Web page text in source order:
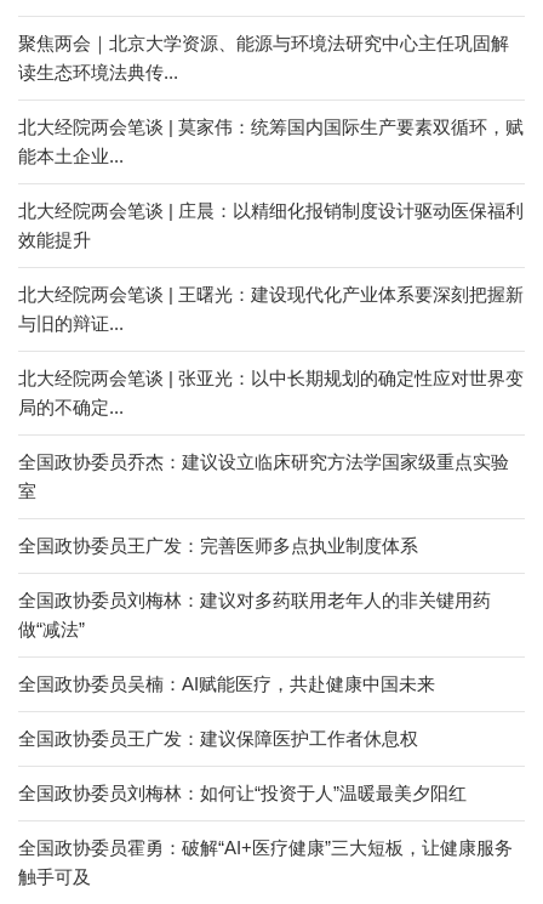
聚焦两会｜北京大学资源、能源与环境法研究中心主任巩固解
读生态环境法典传...
北大经院两会笔谈 | 莫家伟：统筹国内国际生产要素双循环，赋
能本土企业...
北大经院两会笔谈 | 庄晨：以精细化报销制度设计驱动医保福利
效能提升
北大经院两会笔谈 | 王曙光：建设现代化产业体系要深刻把握新
与旧的辩证...
北大经院两会笔谈 | 张亚光：以中长期规划的确定性应对世界变
局的不确定...
全国政协委员乔杰：建议设立临床研究方法学国家级重点实验
室
全国政协委员王广发：完善医师多点执业制度体系
全国政协委员刘梅林：建议对多药联用老年人的非关键用药
做“减法”
全国政协委员吴楠：AI赋能医疗，共赴健康中国未来
全国政协委员王广发：建议保障医护工作者休息权
全国政协委员刘梅林：如何让“投资于人”温暖最美夕阳红
全国政协委员霍勇：破解“AI+医疗健康”三大短板，让健康服务
触手可及